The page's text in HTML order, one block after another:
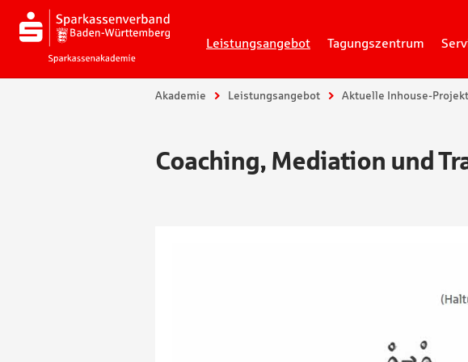
Leistungsangebot
Tagungszentrum
Akademie Leistungsangebot Aktuelle Inhouse-
Coaching, Mediation und